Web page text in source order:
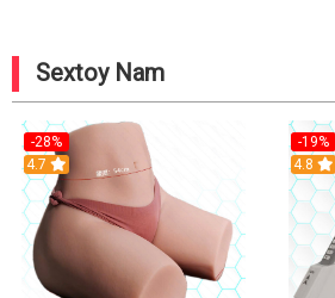
Sextoy Nam
-28%
4.7
-19%
Hot
4.8